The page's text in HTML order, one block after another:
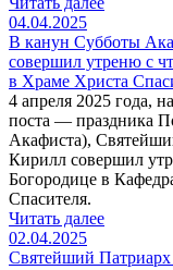
04.04.2025
В канун Субботы
совершил утреню с
в Храме Христа
4 апреля 2025 года,
поста — праздника
Акафиста),
Кирилл совершил
Богородице в
Спасителя.
Читать далее
02.04.2025
Святейший